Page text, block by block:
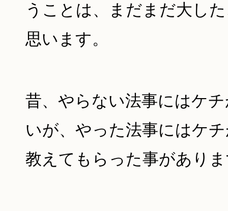
うことは、まだまだ大し
思います。
昔、やらない法事にはケ
いが、やった法事にはケ
教えてもらった事があり